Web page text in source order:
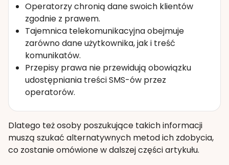
Operatorzy chronią dane swoich klientów
zgodnie z prawem.
Tajemnica telekomunikacyjna obejmuje
zarówno dane użytkownika, jak i treść
komunikatów.
Przepisy prawa nie przewidują obowiązku
udostępniania treści SMS-ów przez
operatorów.
Dlatego też osoby poszukujące takich informacji
muszą szukać alternatywnych metod ich zdobycia,
co zostanie omówione w dalszej części artykułu.